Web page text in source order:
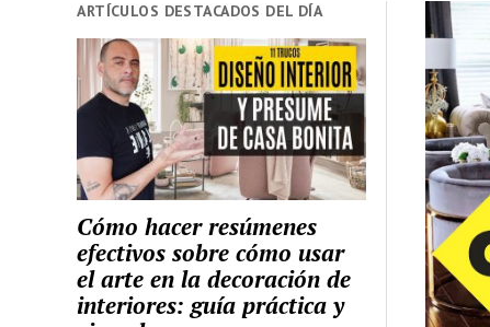
ARTÍCULOS DESTACADOS DEL DÍA
Cómo hacer resúmenes
efectivos sobre cómo usar
el arte en la decoración de
interiores: guía práctica y